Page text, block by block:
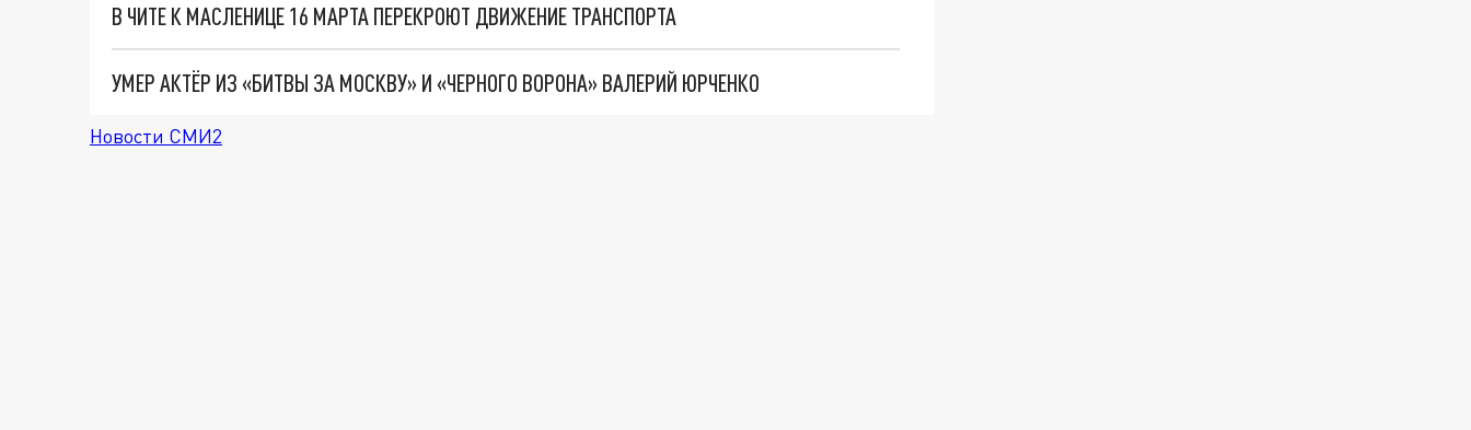
В ЧИТЕ К МАСЛЕНИЦЕ 16 МАРТА ПЕРЕКРОЮТ ДВИЖЕНИЕ ТРАНСПОРТА
УМЕР АКТЁР ИЗ «БИТВЫ ЗА МОСКВУ» И «ЧЕРНОГО ВОРОНА» ВАЛЕРИЙ ЮРЧЕНКО
Новости СМИ2